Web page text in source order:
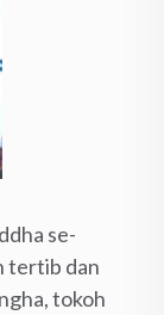
se-
tertib dan
tokoh